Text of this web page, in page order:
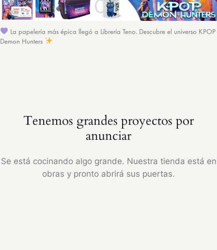
La papelería más épica llegó a Librería Teno. Descubre el universo KPOP
Demon Hunters
Tenemos grandes proyectos por
anunciar
Se está cocinando algo grande. Nuestra tienda está en
obras y pronto abrirá sus puertas.